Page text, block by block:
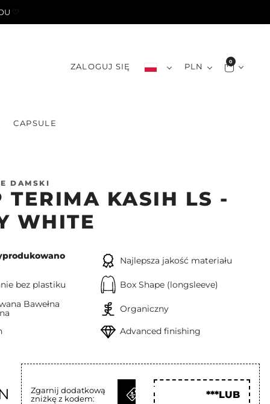
🤍
ZALOGUJ SIĘ PLN 0
CAPSULE
DAMSKI
TERIMA KASIH LS -
WHITE
Najlepsza jakość materiału
bez plastiku
Box Shape (longsleeve)
Bawełna
Organiczny
Advanced finishing
Zgarnij dodatkową
zniżkę z kodem:
ODBIERZ
***LUB